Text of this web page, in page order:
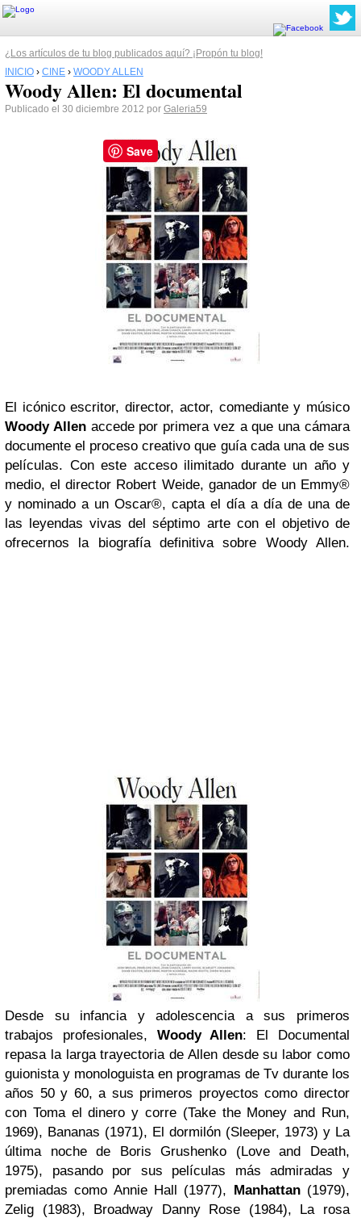
¿Los artículos de tu blog publicados aquí? ¡Propón tu blog!
INICIO › CINE › WOODY ALLEN
Woody Allen: El documental
Publicado el 30 diciembre 2012 por Galeria59
El icónico escritor, director, actor, comediante y músico
Woody Allen accede por primera vez a que una cámara
documente el proceso creativo que guía cada una de sus
películas. Con este acceso ilimitado durante un año y
medio, el director Robert Weide, ganador de un Emmy®
y nominado a un Oscar®, capta el día a día de una de
las leyendas vivas del séptimo arte con el objetivo de
ofrecernos la biografía definitiva sobre Woody Allen.
Desde su infancia y adolescencia a sus primeros
trabajos profesionales, Woody Allen: El Documental
repasa la larga trayectoria de Allen desde su labor como
guionista y monologuista en programas de Tv durante los
años 50 y 60, a sus primeros proyectos como director
con Toma el dinero y corre (Take the Money and Run,
1969), Bananas (1971), El dormilón (Sleeper, 1973) y La
última noche de Boris Grushenko (Love and Death,
1975), pasando por sus películas más admiradas y
premiadas como Annie Hall (1977), Manhattan(1979),
Zelig (1983), Broadway Danny Rose (1984), La rosa
Save